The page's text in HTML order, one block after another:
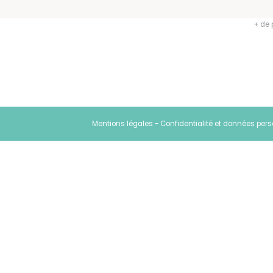
+ de
Mentions légales- Confidentialité et données